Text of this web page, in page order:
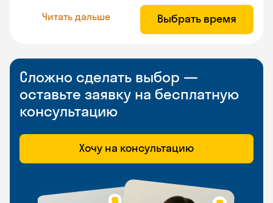
Читать дальше Выбрать время
Сложно сделать выбор —
оставьте заявку на бесплатную
консультацию
Хочу на консультацию